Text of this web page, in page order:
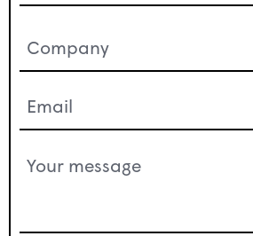
(Nécessaire)
(Nécessaire)
message